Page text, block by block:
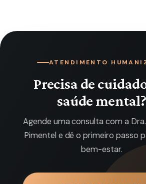
ATENDIMENTO
Precisa de
saúde mental?
Agende uma consulta com a
Pimentel e dê o primeiro passo
bem-estar.